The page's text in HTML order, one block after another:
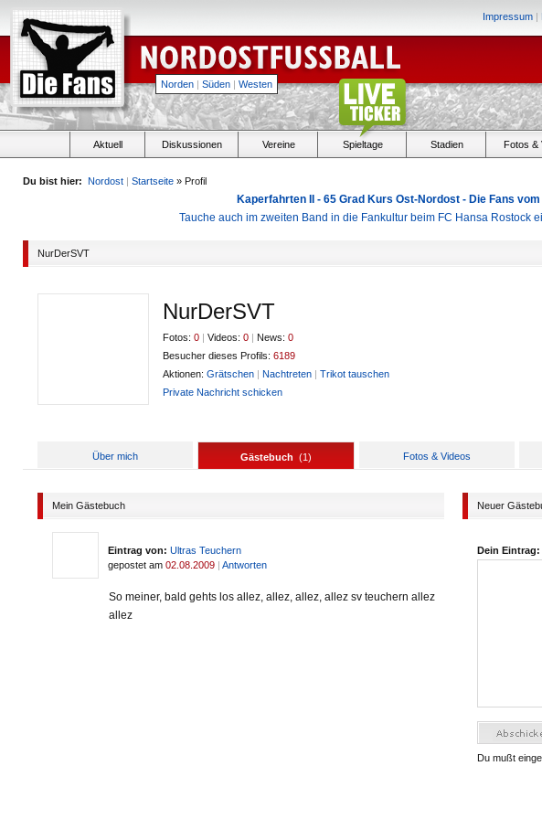
Impressum |
Norden | Süden | Westen
Aktuell Diskussionen Vereine Spieltage Stadien Fotos &
Du bist hier: Nordost | Startseite » Profil
Kaperfahrten II - 65 Grad Kurs Ost-Nordost - Die Fans
Tauche auch im zweiten Band in die Fankultur beim FC Hansa Rostock
NurDerSVT
NurDerSVT
Fotos: 0 | Videos: 0 | News: 0
Besucher dieses Profils: 6189
Aktionen: Grätschen | Nachtreten | Trikot tauschen
Private Nachricht schicken
Über mich Gästebuch (1) Fotos & Videos
Mein Gästebuch
Eintrag von: Ultras Teuchern
gepostet am 02.08.2009 | Antworten
So meiner, bald gehts los allez, allez, allez, allez sv teuchern allez
allez
Neuer
Dein Eintrag:
Du mußt